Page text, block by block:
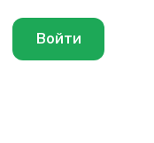
Войти